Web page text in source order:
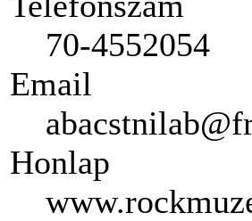
70-4552054
Email
Honlap